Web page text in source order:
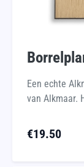
Een echte
van Alkmaar.
€19.50